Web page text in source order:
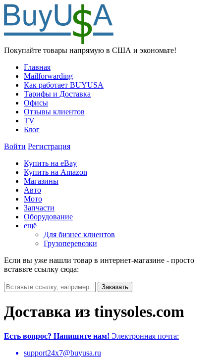
Покупайте товары напрямую в США и экономьте!
Главная
Mailforwarding
Как работает BUYUSA
Тарифы и Доставка
Офисы
Отзывы клиентов
TV
Блог
Войти Регистрация
Купить на eBay
Купить на Amazon
Магазины
Авто
Мото
Запчасти
Оборудование
ещё
Для бизнес клиентов
Грузоперевозки
Если вы уже нашли товар в интернет-магазине - просто
вставьте ссылку сюда:
Доставка из tinysoles.com
Есть вопрос? Напишите нам! Электронная почта:
support24x7@buyusa.ru